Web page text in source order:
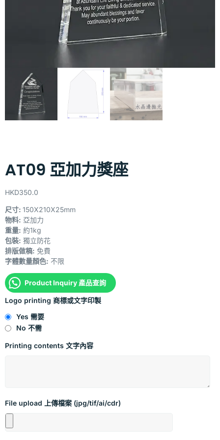
AT09 亞加力獎座
HKD350.0
尺寸: 150X210X25mm
物料: 亞加力
重量: 約1kg
包裝: 獨立防花
排版做稿: 免費
字體數量顏色: 不限
Product Inquiry 產品查詢
Logo printing 商標或文字印製
Yes 需要
No 不需
Printing contents 文字內容
File upload 上傳檔案 (jpg/tif/ai/cdr)